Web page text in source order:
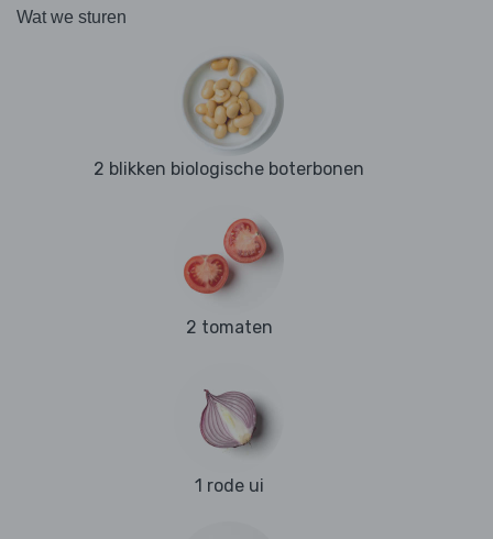
Wat we sturen
2 blikken biologische boterbonen
2 tomaten
1 rode ui